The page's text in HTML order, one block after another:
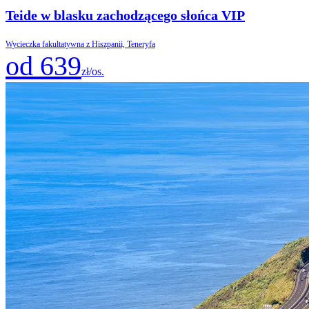
Teide w blasku zachodzącego słońca VIP
Wycieczka fakultatywna z Hiszpanii, Teneryfa
od 639zł/os.